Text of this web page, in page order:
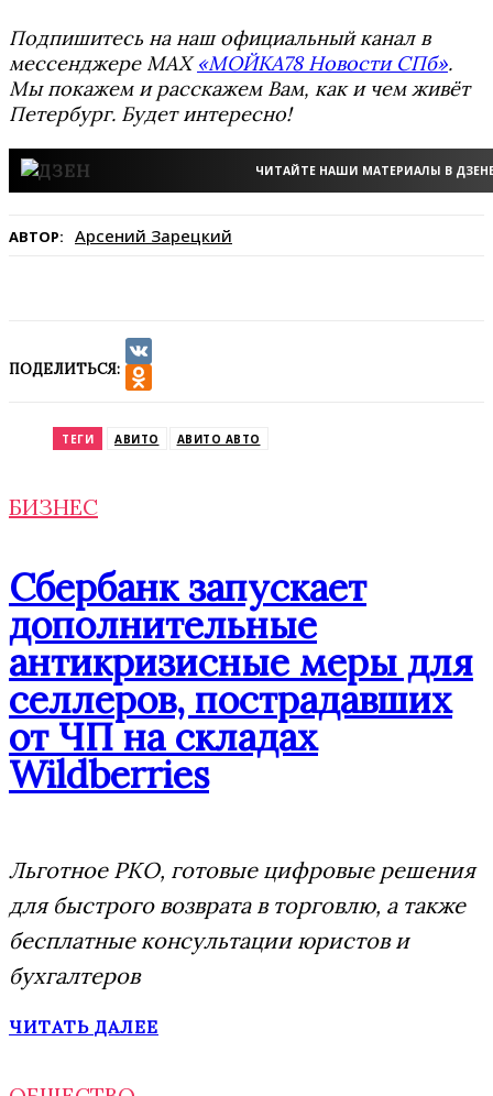
Подпишитесь на наш официальный канал в
мессенджере MAX«МОЙКА78 Новости СПб».
Мы покажем и расскажем Вам, как и чем живёт
Петербург. Будет интересно!
ЧИТАЙТЕ НАШИ МАТЕРИАЛЫ В
АВТОР: Арсений Зарецкий
ПОДЕЛИТЬСЯ:
VK
ТЕГИ АВИТО АВИТО АВТО
БИЗНЕС
Сбербанк запускает
дополнительные
антикризисные меры для
селлеров, пострадавших
от ЧП на складах
Wildberries
Льготное РКО, готовые цифровые решения
для быстрого возврата в торговлю, а также
бесплатные консультации юристов и
бухгалтеров
ЧИТАТЬ ДАЛЕЕ